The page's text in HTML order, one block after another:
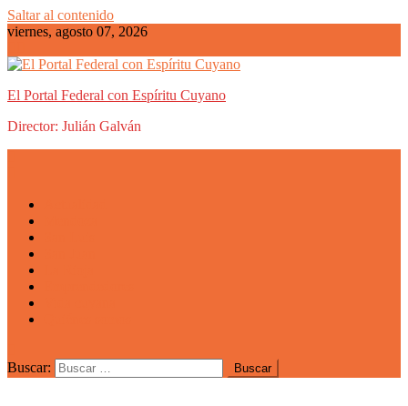
Saltar al contenido
viernes, agosto 07, 2026
El Portal Federal con Espíritu Cuyano
Director: Julián Galván
Buscar: